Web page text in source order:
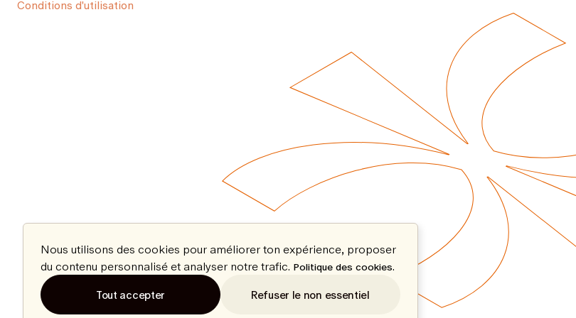
Conditions d'utilisation
Nous utilisons des cookies pour améliorer ton expérience, proposer
du contenu personnalisé et analyser notre trafic. Politique des cookies.
Tout accepter Refuser le non essentiel